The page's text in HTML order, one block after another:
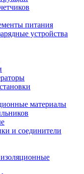
питания
устройства
материалы
и соединители